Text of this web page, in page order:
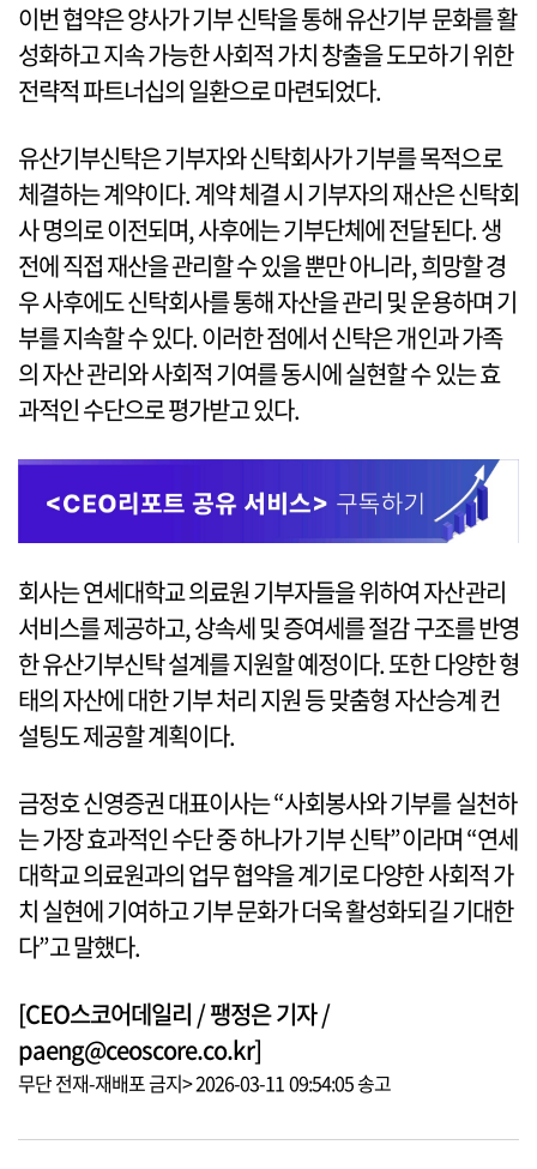
이번 협약은 양사가 기부 신탁을 통해 유산기부 문화를 활
성화하고 지속 가능한 사회적 가치 창출을 도모하기 위한
전략적 파트너십의 일환으로 마련되었다.
유산기부신탁은 기부자와 신탁회사가 기부를 목적으로
체결하는 계약이다. 계약 체결 시 기부자의 재산은 신탁회
사 명의로 이전되며, 사후에는 기부단체에 전달된다. 생
전에 직접 재산을 관리할 수 있을 뿐만 아니라, 희망할 경
우 사후에도 신탁회사를 통해 자산을 관리 및 운용하며 기
부를 지속할 수 있다. 이러한 점에서 신탁은 개인과 가족
의 자산 관리와 사회적 기여를 동시에 실현할 수 있는 효
과적인 수단으로 평가받고 있다.
회사는 연세대학교 의료원 기부자들을 위하여 자산관리
서비스를 제공하고, 상속세 및 증여세를 절감 구조를 반영
한 유산기부신탁 설계를 지원할 예정이다. 또한 다양한 형
태의 자산에 대한 기부 처리 지원 등 맞춤형 자산승계 컨
설팅도 제공할 계획이다.
금정호 신영증권 대표이사는 “사회봉사와 기부를 실천하
는 가장 효과적인 수단 중 하나가 기부 신탁”이라며 “연세
대학교 의료원과의 업무 협약을 계기로 다양한 사회적 가
치 실현에 기여하고 기부 문화가 더욱 활성화되길 기대한
다”고 말했다.
[CEO스코어데일리 / 팽정은 기자 /
paeng@ceoscore.co.kr]
무단 전재-재배포 금지> 2026-03-11 09:54:05 송고